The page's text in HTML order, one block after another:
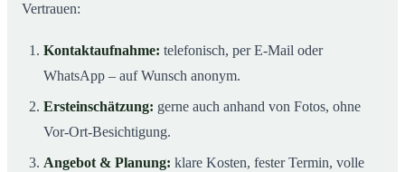
Vertrauen:
Kontaktaufnahme: telefonisch, per E-Mail oder
WhatsApp – auf Wunsch anonym.
Ersteinschätzung: gerne auch anhand von Fotos, ohne
Vor-Ort-Besichtigung.
Angebot & Planung: klare Kosten, fester Termin, volle